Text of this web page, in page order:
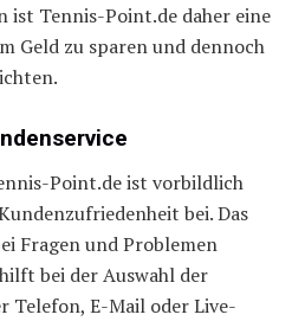
ist Tennis-Point.de daher eine
Geld zu sparen und dennoch
Point.de ist vorbildlich
bei. Das
Fragen und Problemen
bei der Auswahl der
Telefon, E-Mail oder Live-